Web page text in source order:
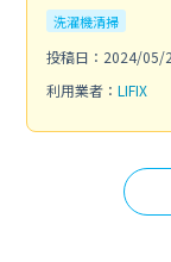
洗濯機清掃
投稿日：2024/05/
利用業者： LIFIX